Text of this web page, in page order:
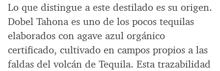
Lo que distingue a este destilado es su origen.
Dobel Tahona es uno de los pocos tequilas
elaborados con agave azul orgánico
certificado, cultivado en campos propios a las
faldas del volcán de Tequila. Esta trazabilidad